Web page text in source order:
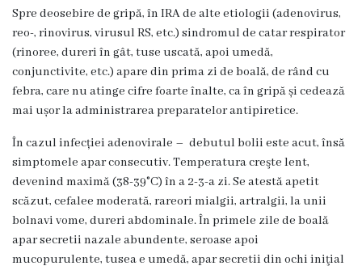
achiziții
publice
Audit
Contracte
încheiate
Contract
colectiv
Spre deosebire de gripă, în IRA de alte etiologii (adenovirus,
reo-, rinovirus, virusul RS, etc.) sindromul de catar respirator
(rinoree, dureri în gât, tuse uscată, apoi umedă,
conjunctivite, etc.) apare din prima zi de boală, de rând cu
febra, care nu atinge cifre foarte înalte, ca în gripă și cedează
mai ușor la administrarea preparatelor antipiretice.
În cazul infecției adenovirale – debutul bolii este acut, însă
simptomele apar consecutiv. Temperatura creşte lent,
devenind maximă (38-39°C) în a 2-3-a zi. Se atestă apetit
scăzut, cefalee moderată, rareori mialgii, artralgii, la unii
bolnavi vome, dureri abdominale. În primele zile de boală
apar secretii nazale abundente, seroase apoi
mucopurulente, tusea e umedă, apar secretii din ochi iniţial